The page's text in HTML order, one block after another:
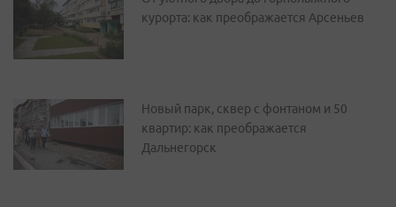
курорта: как преображается Арсеньев
Новый парк, сквер с фонтаном и 50
квартир: как преображается
Дальнегорск